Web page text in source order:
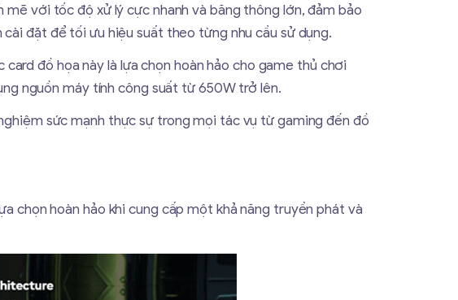
mẽ với tốc độ xử lý cực nhanh và băng thông lớn, đảm bảo
đặt để tối ưu hiệu suất theo từng nhu cầu sử dụng.
đồ họa này là lựa chọn hoàn hảo cho game thủ chơi
nguồn máy tính công suất từ 650W trở lên.
sức mạnh thực sự trong mọi tác vụ từ gaming đến đồ
chọn hoàn hảo khi cung cấp một khả năng truyền phát và